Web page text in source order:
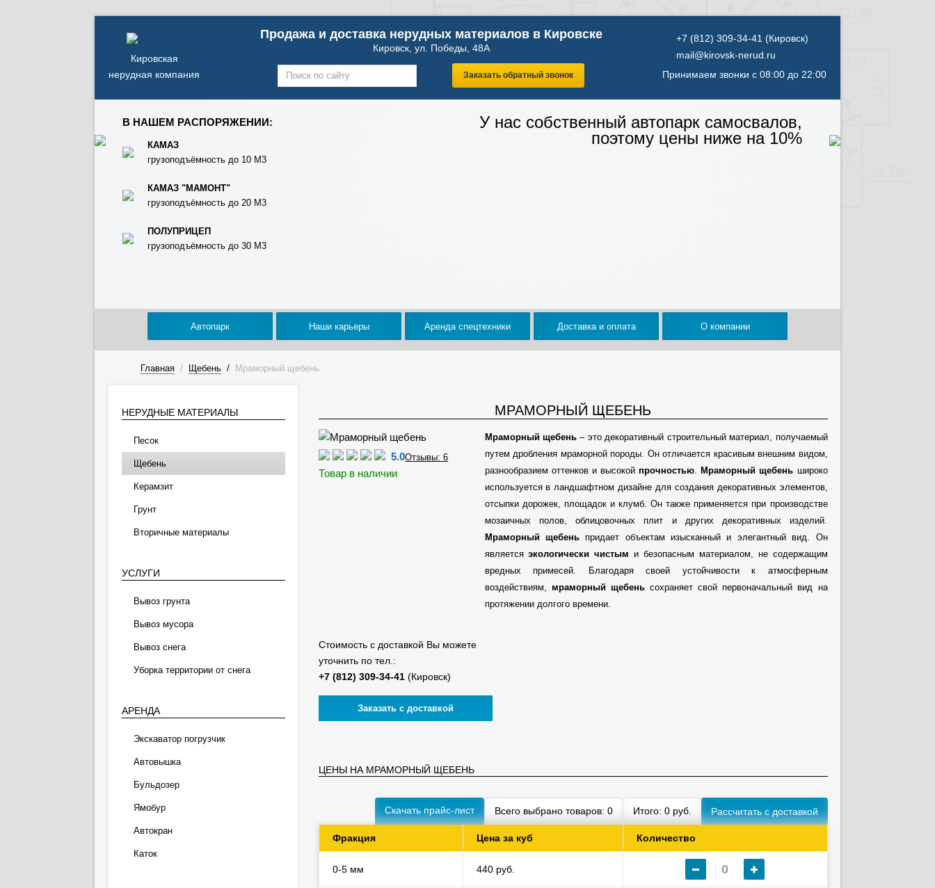
Кировская
нерудная компания
Продажа и доставка нерудных материалов в Кировске
Кировск, ул. Победы, 48А
Заказать обратный звонок
(Кировск)
mail@kirovsk-nerud.ru
Принимаем звонки с 08:00 до 22:00
В НАШЕМ РАСПОРЯЖЕНИИ:
КАМАЗ
грузоподъёмность до 10 М3
КАМАЗ "МАМОНТ"
грузоподъёмность до 20 М3
ПОЛУПРИЦЕП
грузоподъёмность до 30 М3
У нас собственный автопарк самосвалов,
поэтому цены ниже на 10%
Автопарк Наши карьеры Аренда спецтехники Доставка и оплата О компании
Главная / Щебень/ Мраморный щебень
МРАМОРНЫЙ ЩЕБЕНЬ
5.0Отзывы: 6
Товар в наличии
Мраморный щебень– это декоративный строительный материал, получаемый
путем дробления мраморной породы. Он отличается красивым внешним видом,
разнообразием оттенков и высокойпрочностью. Мраморный щебень широко
используется в ландшафтном дизайне для создания декоративных элементов,
отсыпки дорожек, площадок и клумб. Он также применяется при производстве
мозаичных полов, облицовочных плит и других декоративных изделий.
Мраморный щебеньпридает объектам изысканный и элегантный вид. Он
являетсяэкологически чистым и безопасным материалом, не содержащим
вредных примесей. Благодаря своей устойчивости к атмосферным
воздействиям, мраморный щебеньсохраняет свой первоначальный вид на
протяжении долгого времени.
Стоимость с доставкой Вы можете
уточнить по тел.:
(Кировск)
Заказать с доставкой
ЦЕНЫ НА МРАМОРНЫЙ ЩЕБЕНЬ
Скачать прайс-лист Всего выбрано товаров: 0 Итого: 0руб.
Фракция Цена за куб Количество
0-5 мм 440 руб.
НЕРУДНЫЕ МАТЕРИАЛЫ
Песок
Щебень
Керамзит
Грунт
Вторичные материалы
УСЛУГИ
Вывоз грунта
Вывоз мусора
Вывоз снега
Уборка территории от снега
АРЕНДА
Экскаватор погрузчик
Автовышка
Бульдозер
Ямобур
Автокран
Каток